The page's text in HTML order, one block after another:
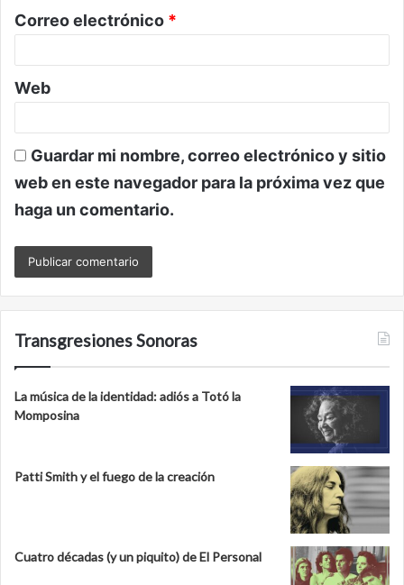
o
*
Correo electrónico *
Web
Guardar mi nombre, correo electrónico y sitio
web en este navegador para la próxima vez que
haga un comentario.
Transgresiones Sonoras
La música de la identidad: adiós a Totó la
Momposina
Patti Smith y el fuego de la creación
Cuatro décadas (y un piquito) de El Personal